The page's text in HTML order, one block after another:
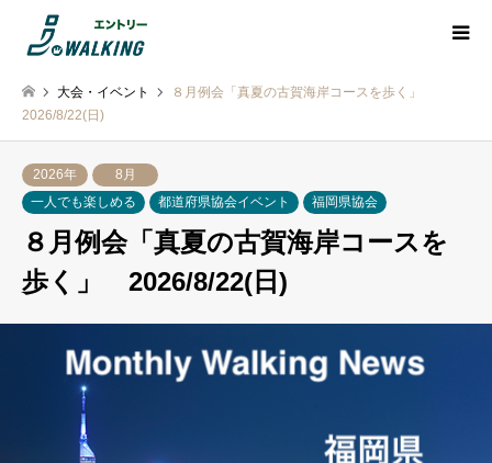
大会・イベント
８月例会「真夏の古賀海岸コースを歩く」
2026/8/22(日)
2026年
8月
一人でも楽しめる
都道府県協会イベント 福岡県協会
８月例会「真夏の古賀海岸コースを
歩く」 2026/8/22(日)